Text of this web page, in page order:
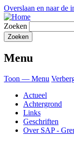
Overslaan en naar de
Zoeken
Menu
Toon — Menu
Actueel
Achtergrond
Links
Geschriften
Over SAP -